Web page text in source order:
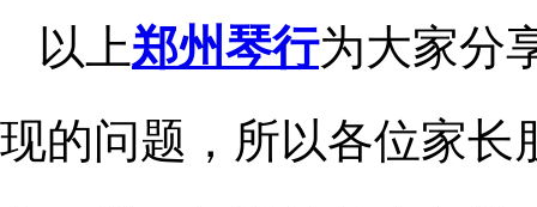
以上郑州琴行为大家分
现的问题，所以各位家长